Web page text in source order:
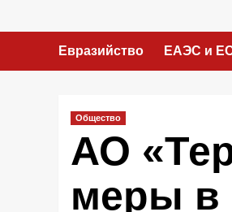
Евразийство ЕАЭС и
Общество
АО
меры в